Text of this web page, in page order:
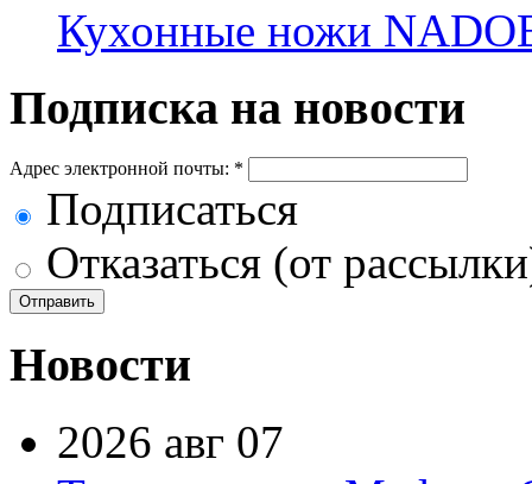
Кухонные ножи
Подписка на новости
Адрес электронной почты: *
Подписаться
Отказаться (от
Новости
2026 авг 07